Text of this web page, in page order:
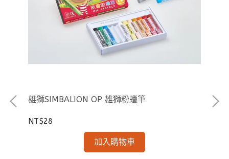
雄獅SIMBALION OP 雄獅粉蠟筆
NT$28
加入購物車
雄